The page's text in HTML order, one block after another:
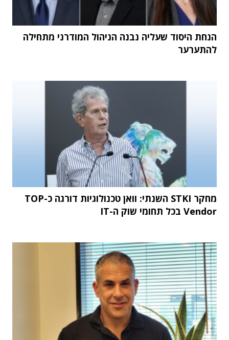
הנחת היסוד שעליה נבנה הניהול המודרני מתחילה
להתערער
מחקר STKI השנתי: וואן טכנולוגיות דורגה כ-TOP
Vendor בכל תחומי שוק ה-IT